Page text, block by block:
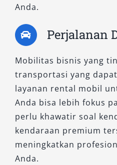
Rekomendasi
Rental Mobil di
Layanan sewa mobil
Wisata ke
dan sekitarnya
Perjalanan dinas
Antar-jemput
Acara keluarga
gathering
Anda.
Perjalanan
Mobilitas bisnis yang
transportasi yang
layanan rental mobil
Anda bisa lebih fokus
perlu khawatir soal
kendaraan premium
meningkatkan
Anda.